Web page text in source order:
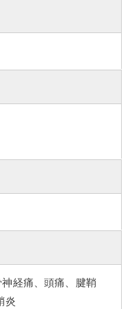
経痛、頭痛、腱鞘
炎